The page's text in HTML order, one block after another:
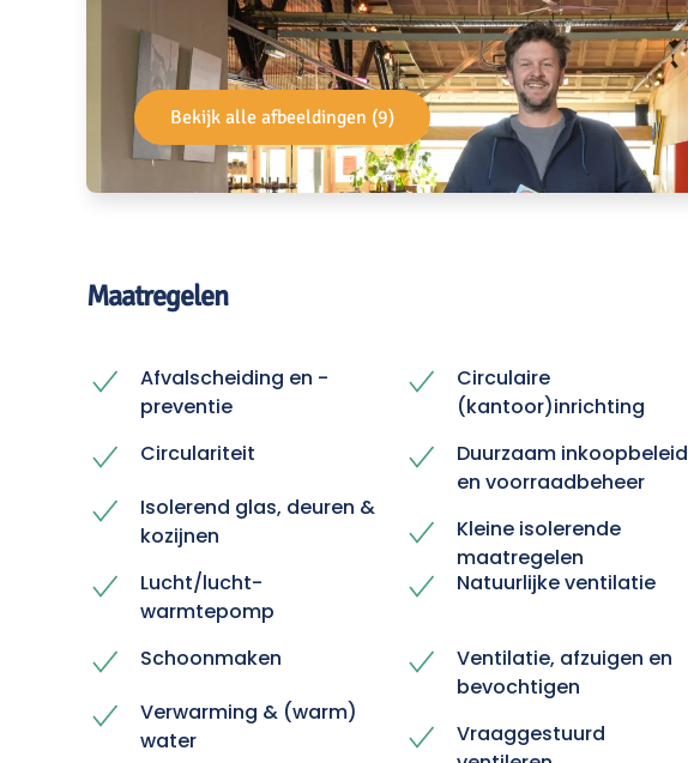
Bekijk alle afbeeldingen (9)
Maatregelen
Afvalscheiding en -
preventie
Circulaire
(kantoor)inrichting
Circulariteit
Duurzaam inkoopbeleid
en voorraadbeheer
Isolerend glas, deuren &
kozijnen
Kleine isolerende
maatregelen
Lucht/lucht-
warmtepomp
Natuurlijke ventilatie
Schoonmaken
Ventilatie, afzuigen en
bevochtigen
Verwarming & (warm)
water
Vraaggestuurd